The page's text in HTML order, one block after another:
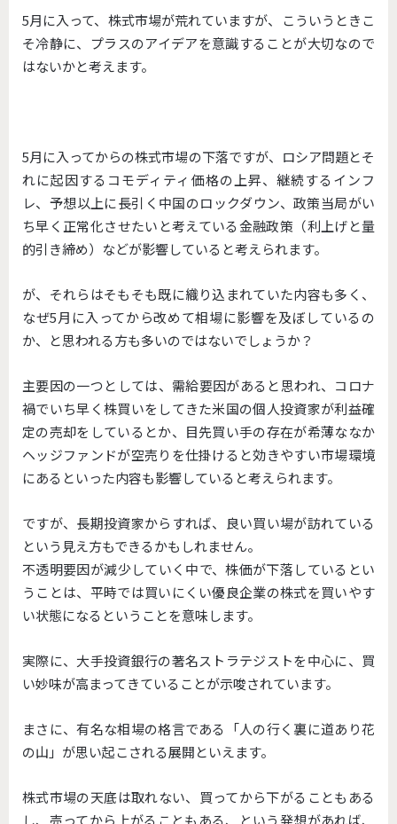
5月に入って、株式市場が荒れていますが、こういうときこ
そ冷静に、プラスのアイデアを意識することが大切なので
はないかと考えます。
5月に入ってからの株式市場の下落ですが、ロシア問題とそ
れに起因するコモディティ価格の上昇、継続するインフ
レ、予想以上に長引く中国のロックダウン、政策当局がい
ち早く正常化させたいと考えている金融政策（利上げと量
的引き締め）などが影響していると考えられます。
が、それらはそもそも既に織り込まれていた内容も多く、
なぜ5月に入ってから改めて相場に影響を及ぼしているの
か、と思われる方も多いのではないでしょうか？
主要因の一つとしては、需給要因があると思われ、コロナ
禍でいち早く株買いをしてきた米国の個人投資家が利益確
定の売却をしているとか、目先買い手の存在が希薄ななか
ヘッジファンドが空売りを仕掛けると効きやすい市場環境
にあるといった内容も影響していると考えられます。
ですが、長期投資家からすれば、良い買い場が訪れている
という見え方もできるかもしれません。
不透明要因が減少していく中で、株価が下落しているとい
うことは、平時では買いにくい優良企業の株式を買いやす
い状態になるということを意味します。
実際に、大手投資銀行の著名ストラテジストを中心に、買
い妙味が高まってきていることが示唆されています。
まさに、有名な相場の格言である「人の行く裏に道あり花
の山」が思い起こされる展開といえます。
株式市場の天底は取れない、買ってから下がることもある
し、売ってから上がることもある、という発想があれば、